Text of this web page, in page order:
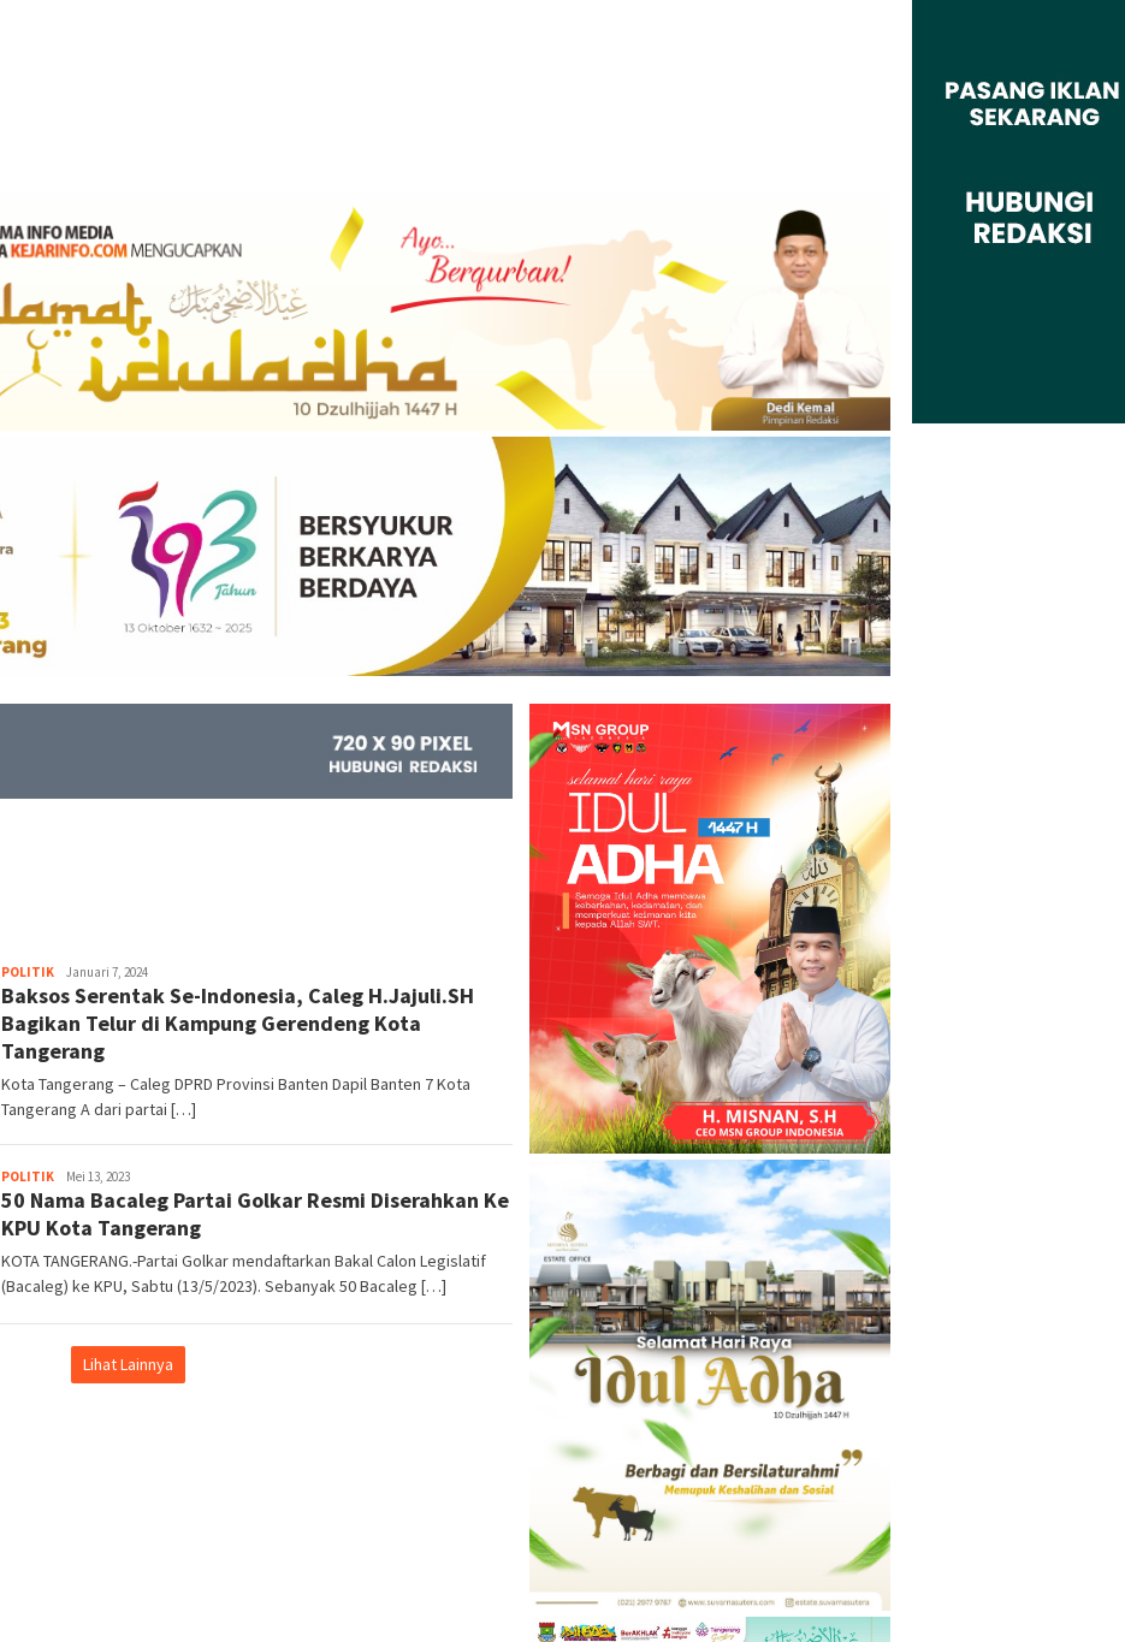
POLITIK Kejar
Info
Januari 7, 2024
Baksos Serentak Se-Indonesia, Caleg H.Jajuli.SH
Bagikan Telur di Kampung Gerendeng Kota
Tangerang
Kota Tangerang – Caleg DPRD Provinsi Banten Dapil Banten 7 Kota
Tangerang A dari partai […]
POLITIK Kejar
Info
Mei 13, 2023
50 Nama Bacaleg Partai Golkar Resmi Diserahkan Ke
KPU Kota Tangerang
KOTA TANGERANG.-Partai Golkar mendaftarkan Bakal Calon Legislatif
(Bacaleg) ke KPU, Sabtu (13/5/2023). Sebanyak 50 Bacaleg […]
Lihat Lainnya